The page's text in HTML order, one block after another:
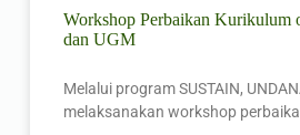
Workshop Perbaikan
dan UGM
Melalui program SUSTAIN,
melaksanakan workshop